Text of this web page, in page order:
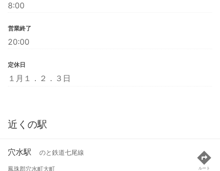
8:00
営業終了
20:00
定休日
１月１．２．３日
近くの駅
穴水駅 のと鉄道七尾線
鳳珠郡穴水町大町
ルート